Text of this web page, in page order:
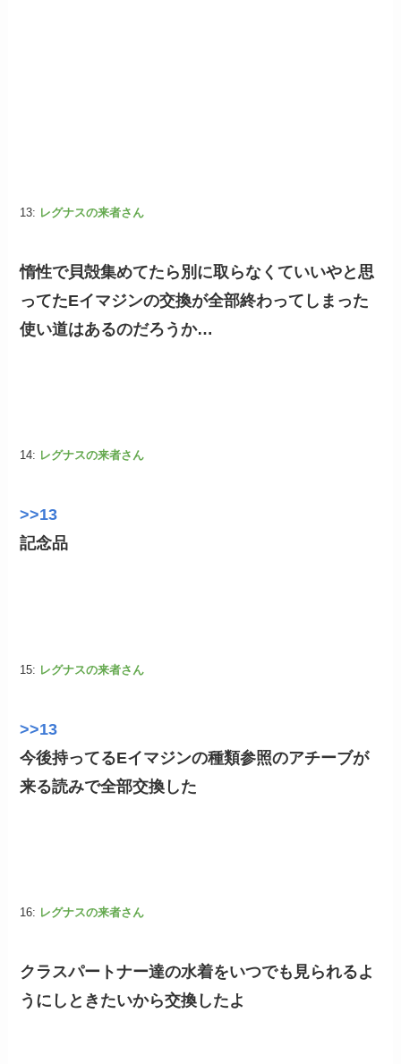
13: レグナスの来者さん
惰性で貝殻集めてたら別に取らなくていいやと思
ってたEイマジンの交換が全部終わってしまった
使い道はあるのだろうか…
14: レグナスの来者さん
>>13
記念品
15: レグナスの来者さん
>>13
今後持ってるEイマジンの種類参照のアチーブが
来る読みで全部交換した
16: レグナスの来者さん
クラスパートナー達の水着をいつでも見られるよ
うにしときたいから交換したよ